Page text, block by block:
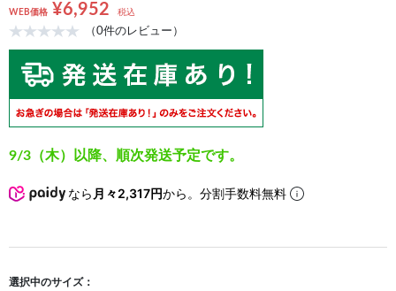
WEB価格 ¥6,952 税込
（0件のレビュー）
9/3（木）以降、順次発送予定です。
なら 月々2,317円から。分割手数料無料
選択中のサイズ：